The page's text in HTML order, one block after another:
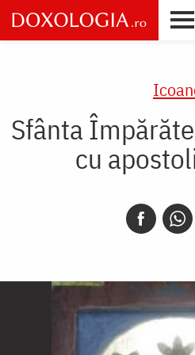
Skip
to
main
Sfânta
cu